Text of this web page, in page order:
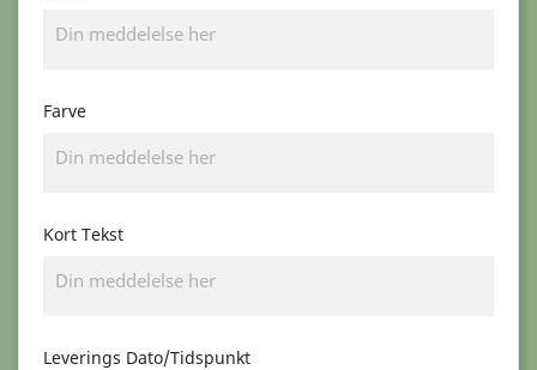
Farve
Kort Tekst
Leverings Dato/Tidspunkt